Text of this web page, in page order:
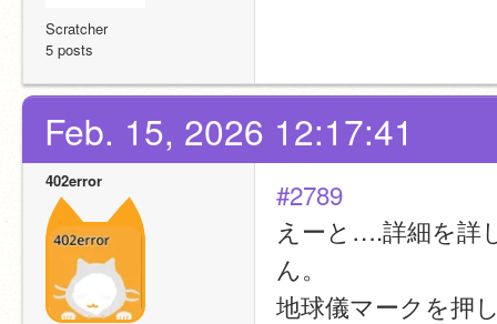
Scratcher
5 posts
Feb. 15, 2026 12:17:41
402error
#2789
えーと….詳細を詳
ん。
地球儀マークを押